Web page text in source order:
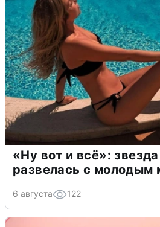
«Ну вот и всё»:
развелась с
6 августа 122